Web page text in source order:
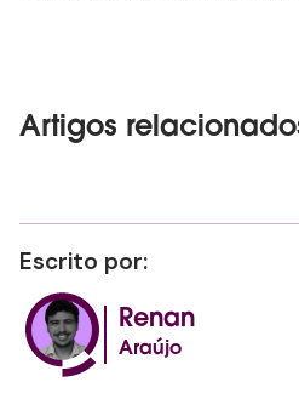
Artigos
Escrito por:
Renan
Araújo